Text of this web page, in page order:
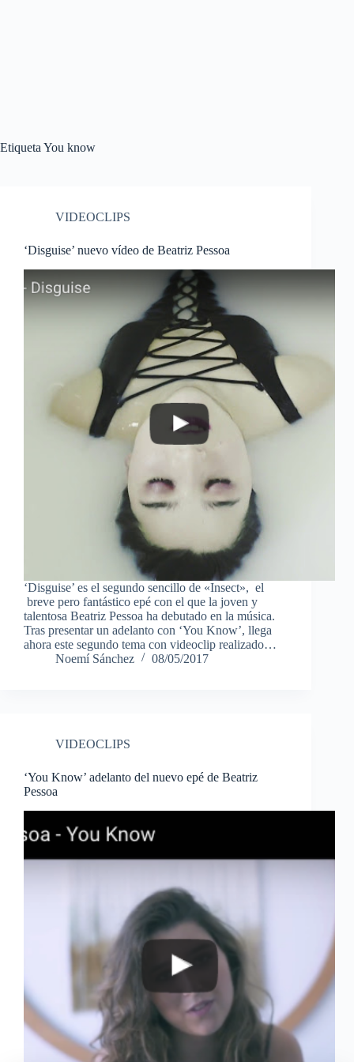
Etiqueta You know
VIDEOCLIPS
‘Disguise’ nuevo vídeo de Beatriz Pessoa
‘Disguise’ es el segundo sencillo de «Insect», el
breve pero fantástico epé con el que la joven y
talentosa Beatriz Pessoa ha debutado en la música.
Tras presentar un adelanto con ‘You Know’, llega
ahora este segundo tema con videoclip realizado…
Noemí Sánchez
08/05/2017
VIDEOCLIPS
‘You Know’ adelanto del nuevo epé de Beatriz
Pessoa